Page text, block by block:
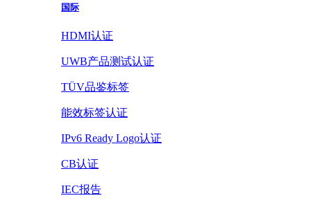
国际
HDMI认证
UWB产品测试认证
TÜV品鉴标签
能效标签认证
IPv6 Ready Logo认证
CB认证
IEC报告